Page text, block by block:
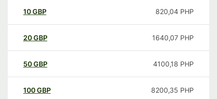
10GBP 820,04 PHP
20GBP 1640,07 PHP
50GBP 4100,18 PHP
100GBP 8200,35 PHP